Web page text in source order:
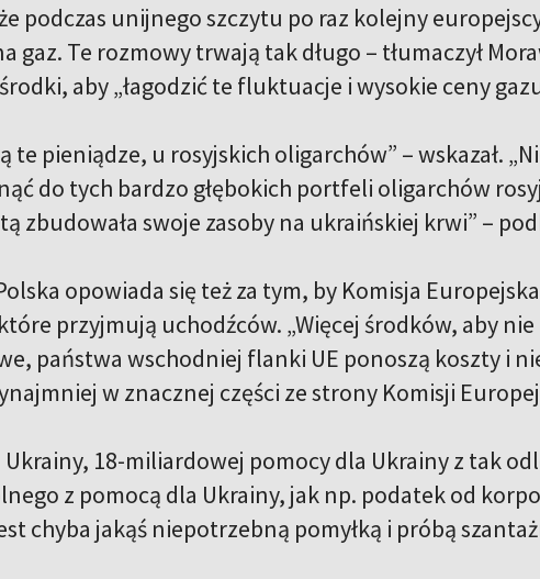
podczas unijnego szczytu po raz kolejny
gaz. Te rozmowy trwają tak długo – tłumaczył
aby „łagodzić te fluktuacje i wysokie ceny
te pieniądze, u rosyjskich oligarchów” – wskazał.
do tych bardzo głębokich portfeli oligarchów
zbudowała swoje zasoby na ukraińskiej krwi” –
opowiada się też za tym, by Komisja
przyjmują uchodźców. „Więcej środków, aby nie
państwa wschodniej flanki UE ponoszą koszty i
w znacznej części ze strony Komisji
18-miliardowej pomocy dla Ukrainy z tak
z pomocą dla Ukrainy, jak np. podatek od
chyba jakąś niepotrzebną pomyłką i próbą